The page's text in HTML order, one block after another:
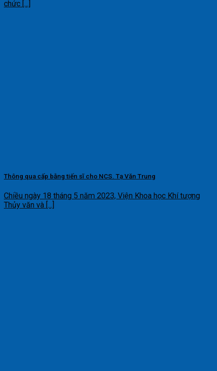
chức [...]
Thông qua cấp bằng tiến sĩ cho NCS. Tạ Văn Trung
Chiều ngày 18 tháng 5 năm 2023, Viện Khoa học Khí tượng
Thủy văn và [...]